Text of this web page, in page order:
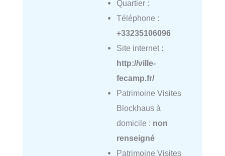
Quartier :
Téléphone :
+33235106096
Site internet :
http://ville-
fecamp.fr/
Patrimoine Visites
Blockhaus à
domicile : non
renseigné
Patrimoine Visites